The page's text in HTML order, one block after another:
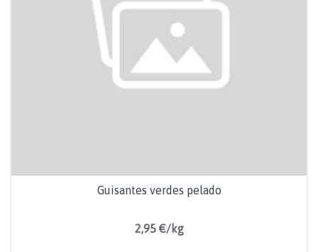
Guisantes verdes pelado
2,95 €/kg